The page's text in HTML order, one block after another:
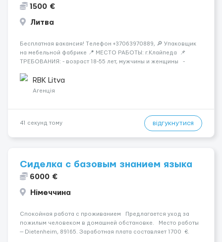
1500 €
Литва
Бесплатная вакансия! Tелефон +37063970889, 🔎 Упаковщик
на мебельной фабрике 📍 МЕСТО РАБОТЫ: г.Клайпеда 📌
ТРЕБОВАНИЯ: - возраст 18-55 лет, мужчины и женщины -
час нетто 📃 ОБЯЗАННОСТИ: - с...
RBK Litva
Агенція
41 секунд тому відгукнутися
Сиделка с базовым знанием языка
6000 €
Німеччина
Спокойная работа с проживанием Предлагается уход за
пожилым человеком в домашней обстановке. Место работы
— Dietenheim, 89165. Заработная плата составляет 1700 €.